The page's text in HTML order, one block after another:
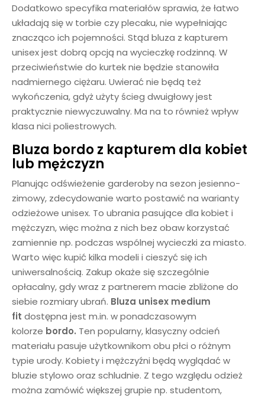
Dodatkowo specyfika materiałów sprawia, że łatwo
układają się w torbie czy plecaku, nie wypełniając
znacząco ich pojemności. Stąd bluza z kapturem
unisex jest dobrą opcją na wycieczkę rodzinną. W
przeciwieństwie do kurtek nie będzie stanowiła
nadmiernego ciężaru. Uwierać nie będą też
wykończenia, gdyż użyty ścieg dwuigłowy jest
praktycznie niewyczuwalny. Ma na to również wpływ
klasa nici poliestrowych.
Bluza bordo z kapturem dla kobiet
lub mężczyzn
Planując odświeżenie garderoby na sezon jesienno-
zimowy, zdecydowanie warto postawić na warianty
odzieżowe unisex. To ubrania pasujące dla kobiet i
mężczyzn, więc można z nich bez obaw korzystać
zamiennie np. podczas wspólnej wycieczki za miasto.
Warto więc kupić kilka modeli i cieszyć się ich
uniwersalnością. Zakup okaże się szczególnie
opłacalny, gdy wraz z partnerem macie zbliżone do
siebie rozmiary ubrań. Bluza unisex medium
fit dostępna jest m.in. w ponadczasowym
kolorze bordo. Ten popularny, klasyczny odcień
materiału pasuje użytkownikom obu płci o różnym
typie urody. Kobiety i mężczyźni będą wyglądać w
bluzie stylowo oraz schludnie. Z tego względu odzież
można zamówić większej grupie np. studentom,